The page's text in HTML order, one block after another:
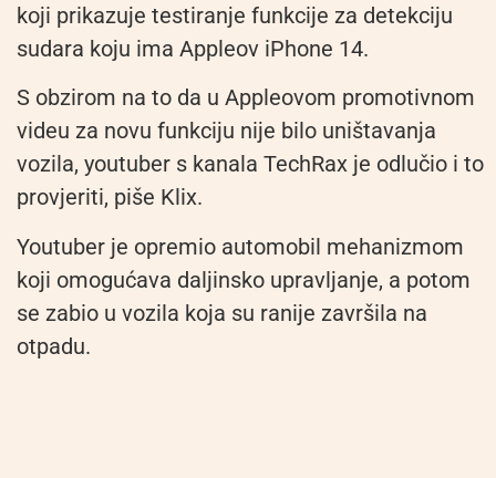
koji prikazuje testiranje funkcije za detekciju
sudara koju ima Appleov iPhone 14.
S obzirom na to da u Appleovom promotivnom
videu za novu funkciju nije bilo uništavanja
vozila, youtuber s kanala TechRax je odlučio i to
provjeriti, piše Klix.
Youtuber je opremio automobil mehanizmom
koji omogućava daljinsko upravljanje, a potom
se zabio u vozila koja su ranije završila na
otpadu.